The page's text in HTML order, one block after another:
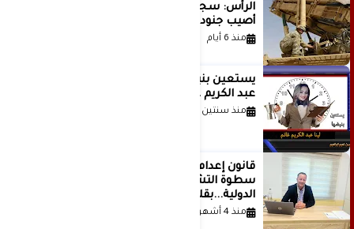
الرأس: سجلات جديدة تكشف كيف
أصيب جنود أمريكيون في الحرب الإيرانية
منذ 6 أيام
عبد الكريم غانم
منذ سنتين
قانون إعدام الأسرى الفلسطينيين: بين
سطوة التشريع وانهيار منظومة العدالة
الدولية...بقلم الدكتور وسيم وني
منذ 4 أشهر